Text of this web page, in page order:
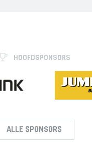
HOOFDSPONSORS
ALLE SPONSORS